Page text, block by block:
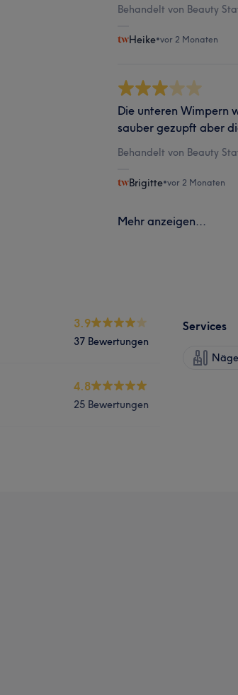
Behandelt von Beauty
Heike•vor 2 Monaten
Die unteren Wimpern
sauber gezupft aber
Behandelt von Beauty
Brigitte•vor 2 Monaten
Mehr anzeigen...
3.9
37 Bewertungen
4.8
25 Bewertungen
Services